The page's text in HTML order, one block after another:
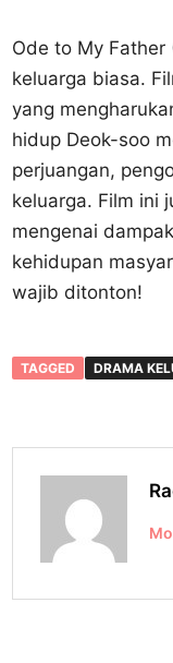
Ode to My
keluarga biasa.
yang
hidup Deok-soo
perjuangan,
keluarga. Film ini
mengenai
kehidupan
wajib ditonton!
TAGGED DRAMA